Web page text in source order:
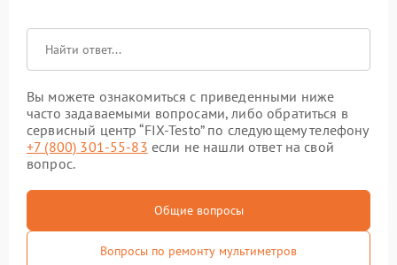
Вы можете ознакомиться с приведенными ниже
часто задаваемыми вопросами, либо обратиться в
сервисный центр “FIX-Testo” по следующему телефону
+7 (800) 301-55-83 если не нашли ответ на свой
вопрос.
Общие вопросы
Вопросы по ремонту мультиметров